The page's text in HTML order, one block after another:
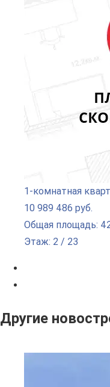
1-комнатная
10 989 486 руб.
Общая площадь:
Этаж: 2 / 23
Другие